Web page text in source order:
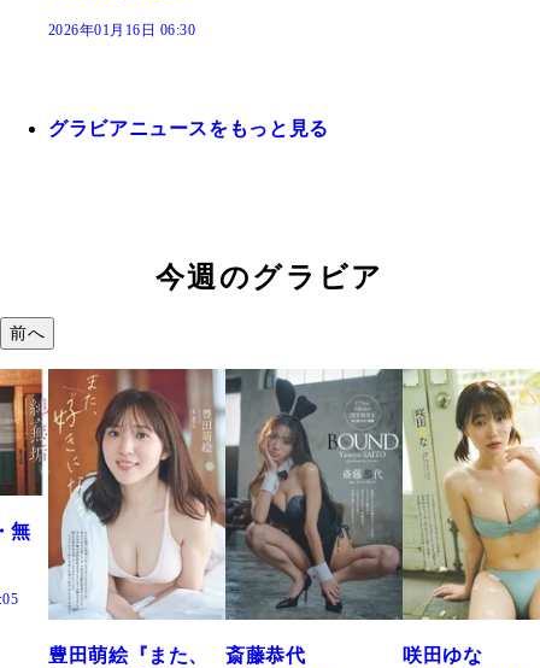
2026年01月16日 06:30
グラビアニュースをもっと見る
今週のグラビア
前へ
豊田萌絵『また、
斎藤恭代
咲田ゆな
無